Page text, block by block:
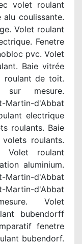
volet roulant
alu coulissante.
Volet roulant
Fenetre
pvc. Volet
Baie vitrée
roulant de toit.
sur mesure.
d'Abbat
electrique
roulants. Baie
roulants.
Volet roulant
aluminium.
d'Abbat
Martin-d'Abbat
Volet
bubendorff
fenetre
bubendorf.